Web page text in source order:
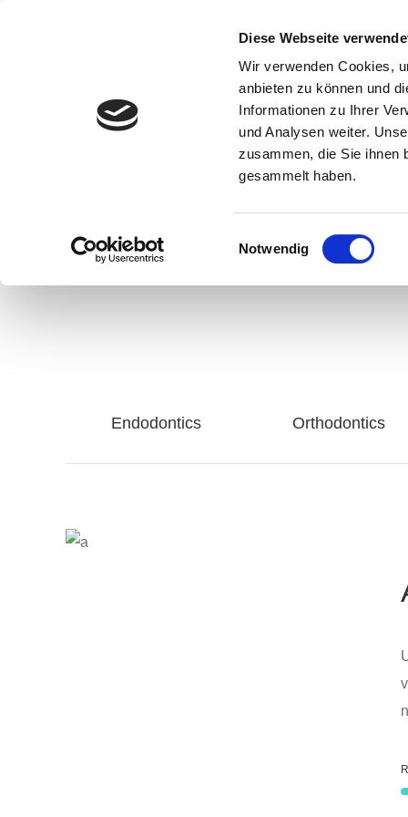
Diese Webseite
Wir verwenden Cookies,
anbieten zu können und
Informationen zu Ihrer
und Analysen weiter.
zusammen, die Sie ihnen
gesammelt haben.
Einwilligungsauswahl
Notwendig
Endodontics Orthodontics